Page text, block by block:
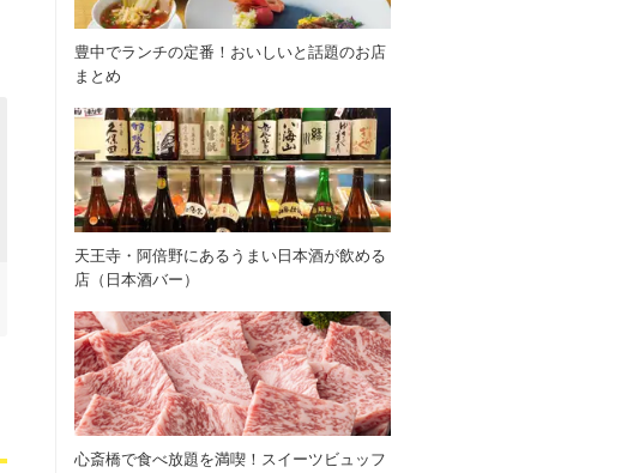
豊中でランチの定番！おいしいと話題のお店
まとめ
天王寺・阿倍野にあるうまい日本酒が飲める
店（日本酒バー）
心斎橋で食べ放題を満喫！スイーツビュッフ